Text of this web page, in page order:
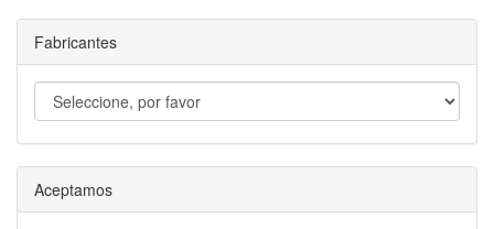
Fabricantes
Aceptamos